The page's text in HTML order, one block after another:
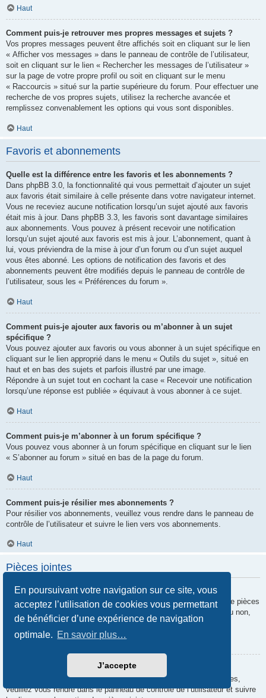
En poursuivant votre navigation sur ce site, vous
acceptez l’utilisation de cookies vous permettant
de bénéficier d’une expérience de navigation
optimale. En savoir plus…
J’accepte
Haut
Comment puis-je retrouver mes propres messages et sujets ?
Vos propres messages peuvent être affichés soit en cliquant sur le lien
« Afficher vos messages » dans le panneau de contrôle de l’utilisateur,
soit en cliquant sur le lien « Rechercher les messages de l’utilisateur »
sur la page de votre propre profil ou soit en cliquant sur le menu
« Raccourcis » situé sur la partie supérieure du forum. Pour effectuer une
recherche de vos propres sujets, utilisez la recherche avancée et
remplissez convenablement les options qui vous sont disponibles.
Haut
Favoris et abonnements
Quelle est la différence entre les favoris et les abonnements ?
Dans phpBB 3.0, la fonctionnalité qui vous permettait d’ajouter un sujet
aux favoris était similaire à celle présente dans votre navigateur internet.
Vous ne receviez aucune notification lorsqu’un sujet ajouté aux favoris
était mis à jour. Dans phpBB 3.3, les favoris sont davantage similaires
aux abonnements. Vous pouvez à présent recevoir une notification
lorsqu’un sujet ajouté aux favoris est mis à jour. L’abonnement, quant à
lui, vous préviendra de la mise à jour d’un forum ou d’un sujet auquel
vous êtes abonné. Les options de notification des favoris et des
abonnements peuvent être modifiés depuis le panneau de contrôle de
l’utilisateur, sous les « Préférences du forum ».
Haut
Comment puis-je ajouter aux favoris ou m’abonner à un sujet
spécifique ?
Vous pouvez ajouter aux favoris ou vous abonner à un sujet spécifique en
cliquant sur le lien approprié dans le menu « Outils du sujet », situé en
haut et en bas des sujets et parfois illustré par une image.
Répondre à un sujet tout en cochant la case « Recevoir une notification
lorsqu’une réponse est publiée » équivaut à vous abonner à ce sujet.
Haut
Comment puis-je m’abonner à un forum spécifique ?
Vous pouvez vous abonner à un forum spécifique en cliquant sur le lien
« S’abonner au forum » situé en bas de la page du forum.
Haut
Comment puis-je résilier mes abonnements ?
Pour résilier vos abonnements, veuillez vous rendre dans le panneau de
contrôle de l’utilisateur et suivre le lien vers vos abonnements.
Haut
Pièces jointes
Quelles pièces jointes sont autorisées sur ce forum ?
Chaque administrateur peut autoriser ou interdire certains types de pièces
jointes. Si vous n’êtes pas certain de savoir ce qui est autorisé ou non,
nous vous invitons à contacter un administrateur du forum.
Comment puis-je retrouver toutes mes pièces jointes ?
Pour retrouver la liste des pièces jointes que vous avez transférées,
veuillez vous rendre dans le panneau de contrôle de l’utilisateur et suivre